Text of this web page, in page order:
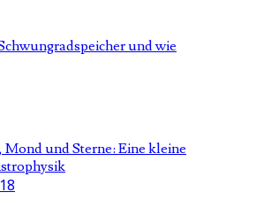
und wie
Mond und Sterne: Eine kleine